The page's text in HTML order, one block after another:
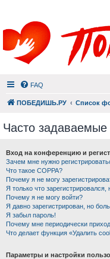
FAQ
ПОБЕДИШЬ.РУ Список
Часто
Вход на конференцию и
Зачем мне нужно
Что такое COPPA?
Почему я не могу
Я только что зарегистрировался,
Почему я не могу войти?
Я давно зарегистрирован, но
Я забыл пароль!
Почему мне периодически
Что делает функция «Удалить
Параметры и настройки